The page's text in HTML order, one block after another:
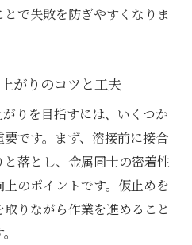
で失敗を防ぎやすくなりま
がりのコツと工夫
りを目指すには、いくつか
です。まず、溶接前に接合
落とし、金属同士の密着性
のポイントです。仮止めを
りながら作業を進めること